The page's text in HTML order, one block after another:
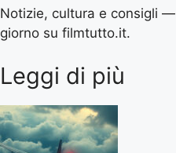
Notizie, cultura e consigli
giorno su filmtutto.it.
Leggi di più